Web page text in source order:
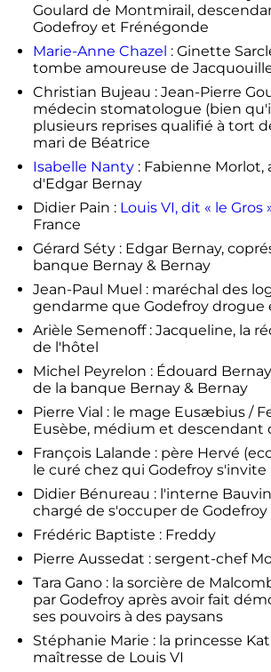
Goulard de Montmirail,
Godefroy et Frénégonde
Marie-Anne Chazel : Ginette
tombe amoureuse de
Christian Bujeau : Jean-Pierre
médecin stomatologue (bien
plusieurs reprises qualifié à tort
mari de Béatrice
Isabelle Nanty: Fabienne Morlot,
d'Edgar Bernay
Didier Pain : Louis VI, dit « le Gros
France
Gérard Séty : Edgar Bernay,
banque Bernay & Bernay
Jean-Paul Muel : maréchal des
gendarme que Godefroy drogue
Arièle Semenoff : Jacqueline, la
de l'hôtel
Michel Peyrelon : Édouard
de la banque Bernay & Bernay
Pierre Vial : le mage Eusæbius /
Eusèbe, médium et descendant
François Lalande : père Hervé
le curé chez qui Godefroy s'invite
Didier Bénureau : l'interne
chargé de s'occuper de Godefroy
Frédéric Baptiste : Freddy
Pierre Aussedat : sergent-chef
Tara Gano : la sorcière de
par Godefroy après avoir fait
ses pouvoirs à des paysans
Stéphanie Marie : la princesse
maîtresse de Louis VI